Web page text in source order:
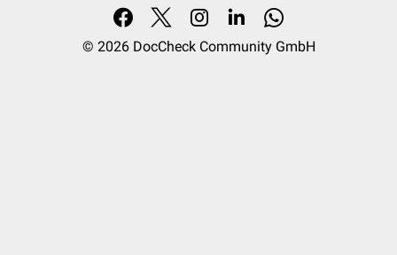
© 2026 DocCheck Community GmbH